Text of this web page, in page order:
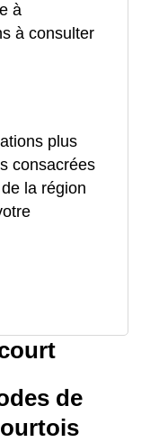
à
à consulter
plus
consacrées
la région
de